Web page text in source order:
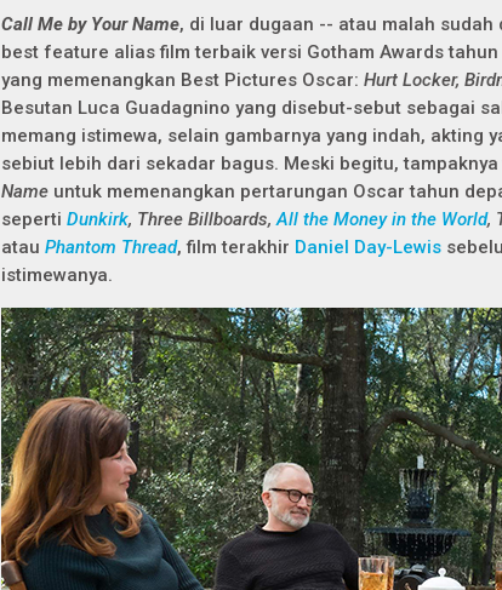
Call Me by Your Name, di luar dugaan -- atau malah
best feature alias film terbaik versi Gotham Awards
yang memenangkan Best Pictures Oscar: Hurt Locker,
Besutan Luca Guadagnino yang disebut-sebut sebagai
memang istimewa, selain gambarnya yang indah, akting
sebiut lebih dari sekadar bagus. Meski begitu,
Name untuk memenangkan pertarungan Oscar tahun
seperti Dunkirk, Three Billboards,All the Money in the World,
atau Phantom Thread, film terakhir Daniel Day-Lewis
istimewanya.